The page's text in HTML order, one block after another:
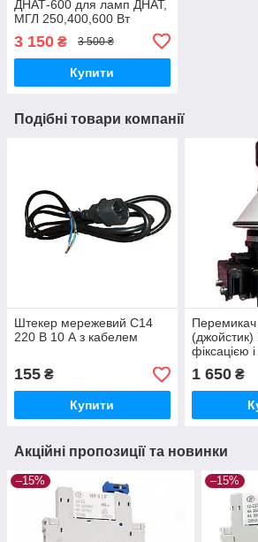
ДНАТ-600 для ламп ДНАТ,
МГЛ 250,400,600 Вт
3 150 ₴ 3 500 ₴
Купити
Подібні товари компанії
Штекер мережевий C14
220 В 10 А з кабелем
155 ₴
Купити
Перемикач
фіксацією
1 650₴
Акційні пропозиції та новинки
–15% –15%